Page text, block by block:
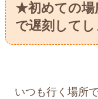
★初めての場
で遅刻して
いつも行く場所